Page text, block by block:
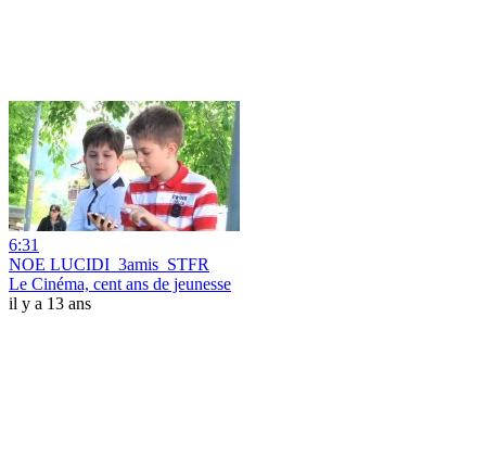
6:31
NOE LUCIDI_3amis_STFR
Le Cinéma, cent ans de jeunesse
il y a 13 ans